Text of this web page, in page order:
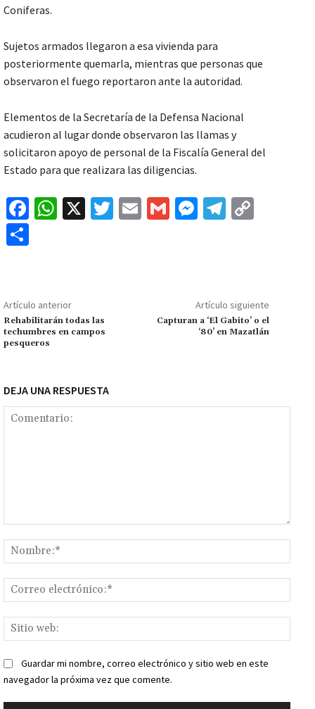
Coniferas.
Sujetos armados llegaron a esa vivienda para
posteriormente quemarla, mientras que personas que
observaron el fuego reportaron ante la autoridad.
Elementos de la Secretaría de la Defensa Nacional
acudieron al lugar donde observaron las llamas y
solicitaron apoyo de personal de la Fiscalía General del
Estado para que realizara las diligencias.
Fa
o
k
W
p
p
X
T
E
G
M
ge
r
Te
m Li
n
k
p
ar
tir
Artículo anterior
Rehabilitarán todas las
techumbres en campos
pesqueros
Artículo siguiente
Capturan a ‘El Gabito’ o el
‘80’ en Mazatlán
DEJA UNA RESPUESTA
web:
Guardar mi nombre, correo electrónico y sitio web en este
navegador la próxima vez que comente.